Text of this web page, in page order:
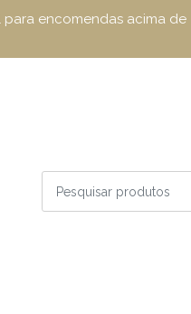
encomendas acima de